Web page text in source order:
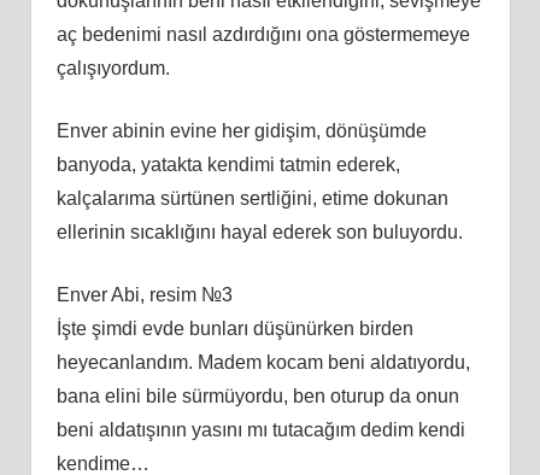
aç bedenimi nasıl azdırdığını ona göstermemeye
çalışıyordum.
Enver abinin evine her gidişim, dönüşümde
banyoda, yatakta kendimi tatmin ederek,
kalçalarıma sürtünen sertliğini, etime dokunan
ellerinin sıcaklığını hayal ederek son buluyordu.
Enver Abi, resim №3
İşte şimdi evde bunları düşünürken birden
heyecanlandım. Madem kocam beni aldatıyordu,
bana elini bile sürmüyordu, ben oturup da onun
beni aldatışının yasını mı tutacağım dedim kendi
kendime…